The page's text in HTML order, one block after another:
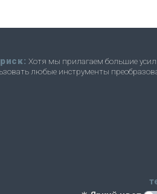
Хотя мы прилагаем большие
любые инструменты